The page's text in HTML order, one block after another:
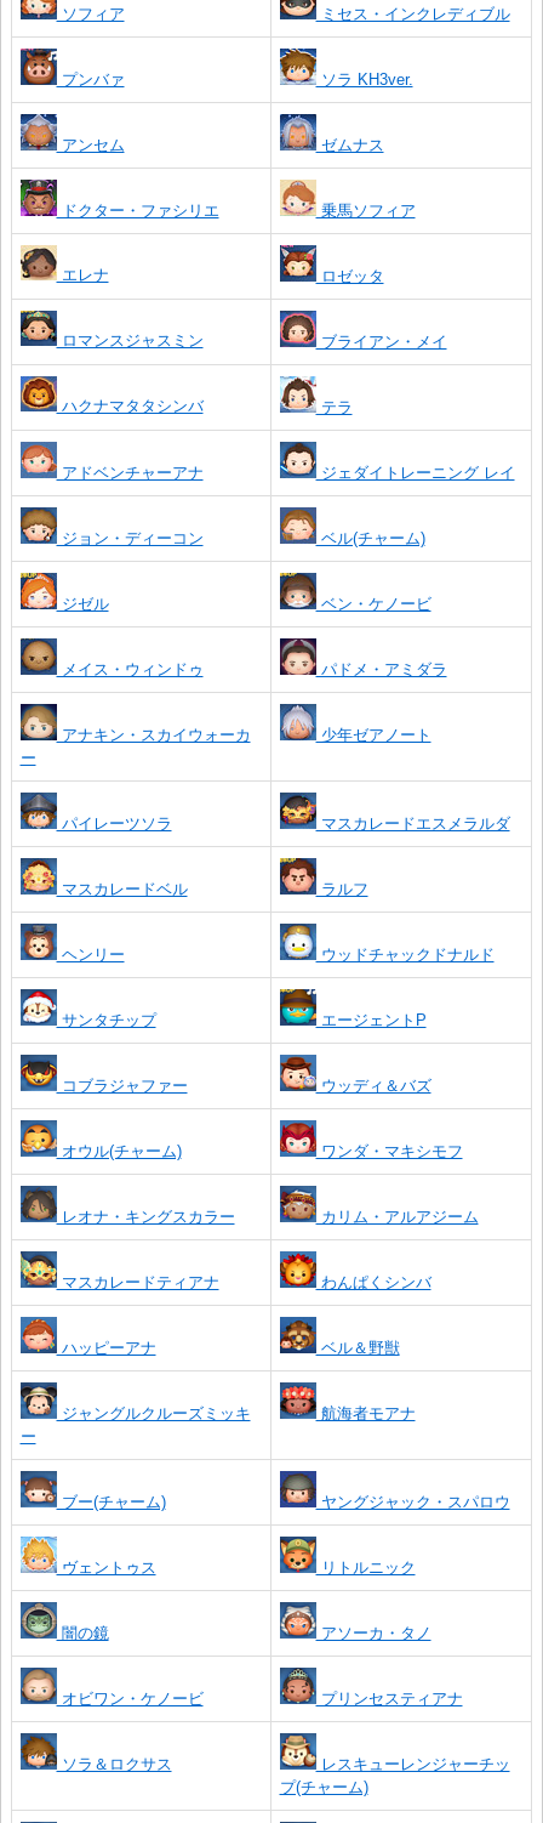
ソフィア ミセス・インクレディブル
プンバァ ソラ KH3ver.
アンセム ゼムナス
ドクター・ファシリエ 乗馬ソフィア
エレナ ロゼッタ
ロマンスジャスミン ブライアン・メイ
ハクナマタタシンバ テラ
アドベンチャーアナ ジェダイトレーニング レイ
ジョン・ディーコン ベル(チャーム)
ジゼル ベン・ケノービ
メイス・ウィンドゥ パドメ・アミダラ
アナキン・スカイウォーカ
ー
少年ゼアノート
パイレーツソラ マスカレードエスメラルダ
マスカレードベル ラルフ
ヘンリー ウッドチャックドナルド
サンタチップ エージェントP
コブラジャファー ウッディ＆バズ
オウル(チャーム) ワンダ・マキシモフ
レオナ・キングスカラー カリム・アルアジーム
マスカレードティアナ わんぱくシンバ
ハッピーアナ ベル＆野獣
ジャングルクルーズミッキ
ー
航海者モアナ
ブー(チャーム) ヤングジャック・スパロウ
ヴェントゥス リトルニック
闇の鏡 アソーカ・タノ
オビワン・ケノービ プリンセスティアナ
ソラ＆ロクサス
レスキューレンジャーチッ
プ(チャーム)